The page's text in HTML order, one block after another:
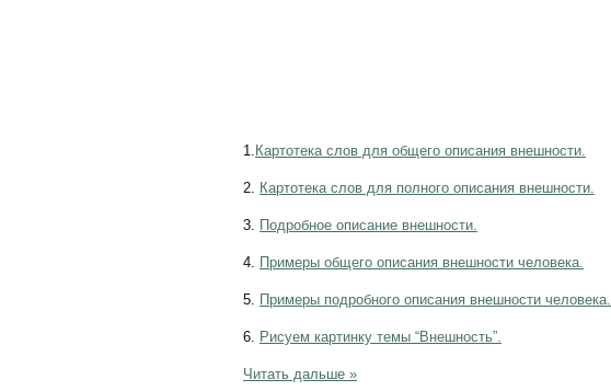
1. Картотека слов для общего описания внешности.
2. Картотека слов для полного описания внешности.
3. Подробное описание внешности.
4. Примеры общего описания внешности человека.
5. Примеры подробного описания внешности человека.
6. Рисуем картинку темы “Внешность”.
Читать дальше »